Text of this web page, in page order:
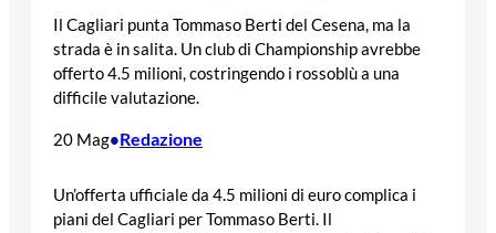
Il Cagliari punta Tommaso Berti del Cesena, ma la
strada è in salita. Un club di Championship avrebbe
offerto 4.5 milioni, costringendo i rossoblù a una
difficile valutazione.
20 Mag•Redazione
Un’offerta ufficiale da 4.5 milioni di euro complica i
piani del Cagliari per Tommaso Berti. Il